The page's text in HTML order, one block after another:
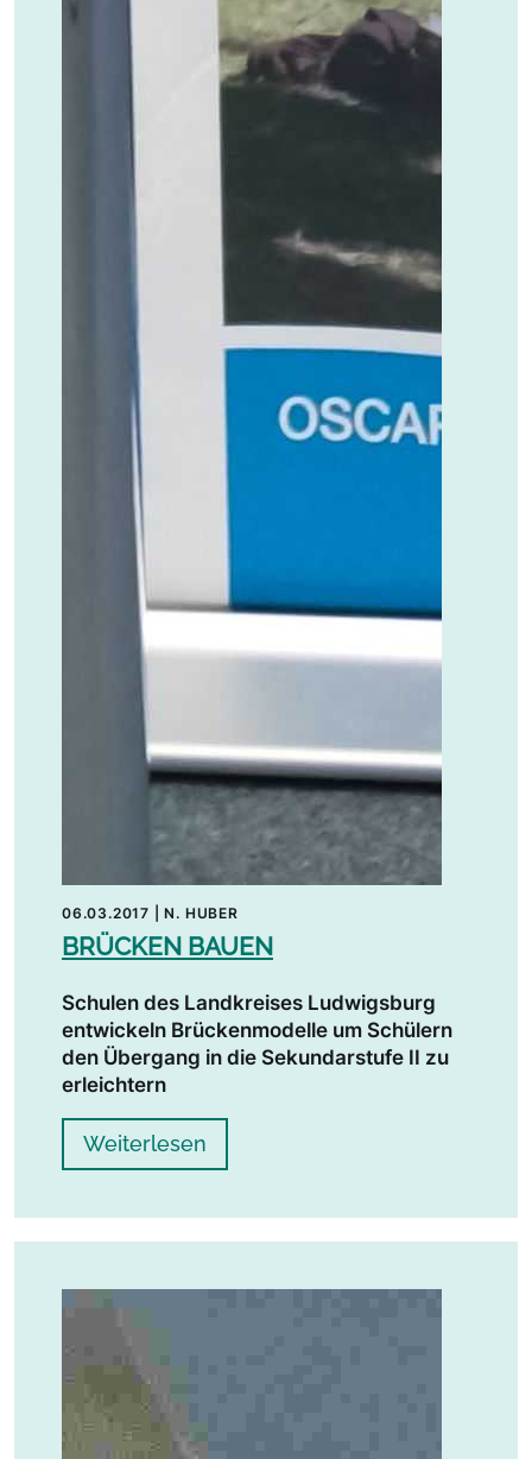
06.03.2017 |N. HUBER
BRÜCKEN BAUEN
Schulen des Landkreises Ludwigsburg
entwickeln Brückenmodelle um Schülern
den Übergang in die Sekundarstufe II zu
erleichtern
Weiterlesen